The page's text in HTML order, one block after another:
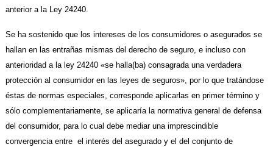
anterior a la Ley 24240.
Se ha sostenido que los intereses de los consumidores o asegurados se
hallan en las entrañas mismas del derecho de seguro, e incluso con
anterioridad a la ley 24240 «se halla(ba) consagrada una verdadera
protección al consumidor en las leyes de seguros», por lo que tratándose
éstas de normas especiales, corresponde aplicarlas en primer término y
sólo complementariamente, se aplicaría la normativa general de defensa
del consumidor, para lo cual debe mediar una imprescindible
convergencia entre el interés del asegurado y el del conjunto de